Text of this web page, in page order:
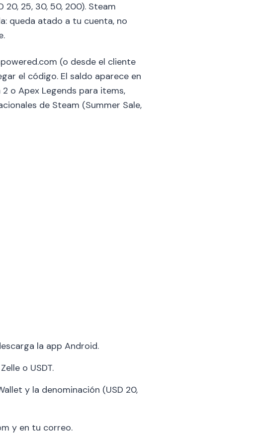
20, 25, 30, 50, 200). Steam
queda atado a tu cuenta, no
(o desde el cliente
el código. El saldo aparece en
o Apex Legends para items,
de Steam (Summer Sale,
la app Android.
o USDT.
y la denominación (USD 20,
y en tu correo.